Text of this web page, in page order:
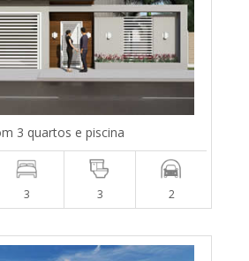
3 quartos e piscina
3 3 2